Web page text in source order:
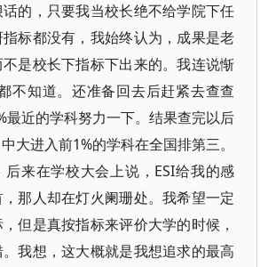
的，只要我当校长绝不给学院下任
标都没有，我始终认为，成果是老
是校长下指标下出来的。我连说惭
不知道。还准备回去后赶紧去查查
最近的学科努力一下。结果查完以后
大进入前1%的学科在全国排第三。
后来在学校大会上说，ESI给我的感
那人却在灯火阑珊处。我希望一定
但是真按指标来评价大学的时候，
我想，这大概就是我想追求的最高